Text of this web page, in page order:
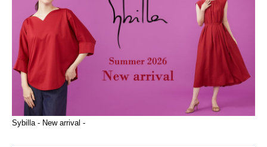
Sybilla - New arrival -